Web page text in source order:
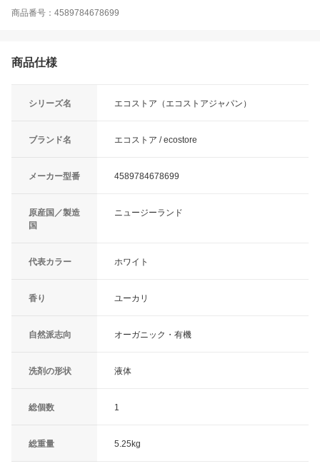
商品番号：4589784678699
商品仕様
シリーズ名 エコストア（エコストアジャパン）
ブランド名 エコストア / ecostore
メーカー型番 4589784678699
原産国／製造
国
ニュージーランド
代表カラー ホワイト
香り ユーカリ
自然派志向 オーガニック・有機
洗剤の形状 液体
総個数 1
総重量 5.25kg